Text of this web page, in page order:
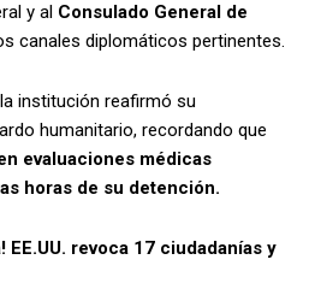
y al Consulado General de
canales diplomáticos pertinentes.
institución reafirmó su
humanitario, recordando que
evaluaciones médicas
horas de su detención.
EE.UU. revoca 17 ciudadanías y